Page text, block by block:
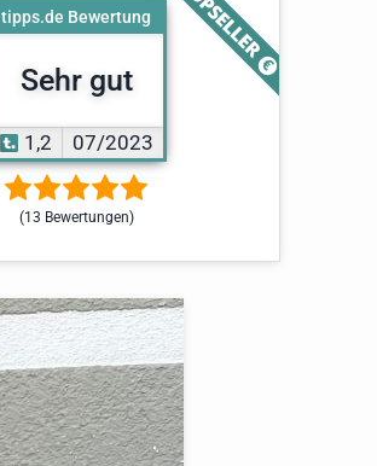
tipps.de Bewertung
Sehr gut
1,2 07/2023
(13 Bewertungen)